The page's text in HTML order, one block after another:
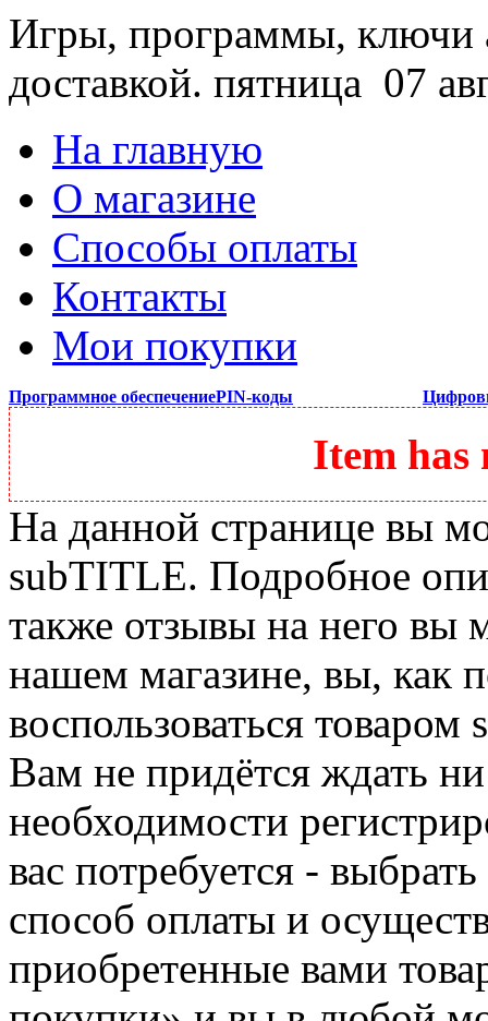
Игры, программы, ключи
доставкой. пятница 07
На главную
О магазине
Способы оплаты
Контакты
Мои покупки
Программное обеспечениеPIN-коды
Item has
На данной странице вы
subTITLE. Подробное
также отзывы на него вы
нашем магазине, вы, как
воспользоваться
Вам не придётся ждать
необходимости
вас потребуется -
способ оплаты и
приобретенные вами